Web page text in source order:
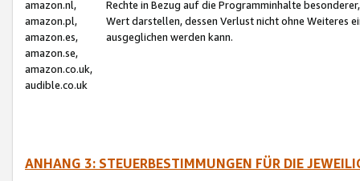
amazon.nl,
amazon.pl,
amazon.es,
amazon.se,
amazon.co.uk,
audible.co.uk
Rechte in Bezug auf die Programminhalte
Wert darstellen, dessen Verlust nicht ohne Weiteres
ausgeglichen werden kann.
ANHANG 3: STEUERBESTIMMUNGEN FÜR DIE